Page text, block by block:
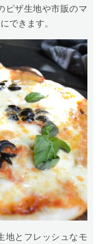
ピザ生地や市販のマ
できます。
地とフレッシュなモ